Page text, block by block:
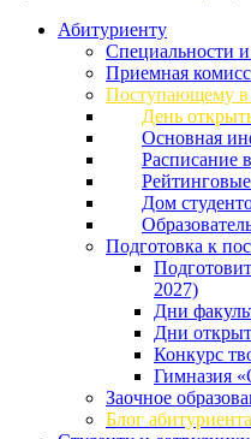
Абитуриенту
Специальности
Приемная
Поступающему в
День
Основная
Расписание
Дом
Подготовка к
2027)
Дни
Дни
Конкурс
Гимназия
Заочное
Блог абитуриента